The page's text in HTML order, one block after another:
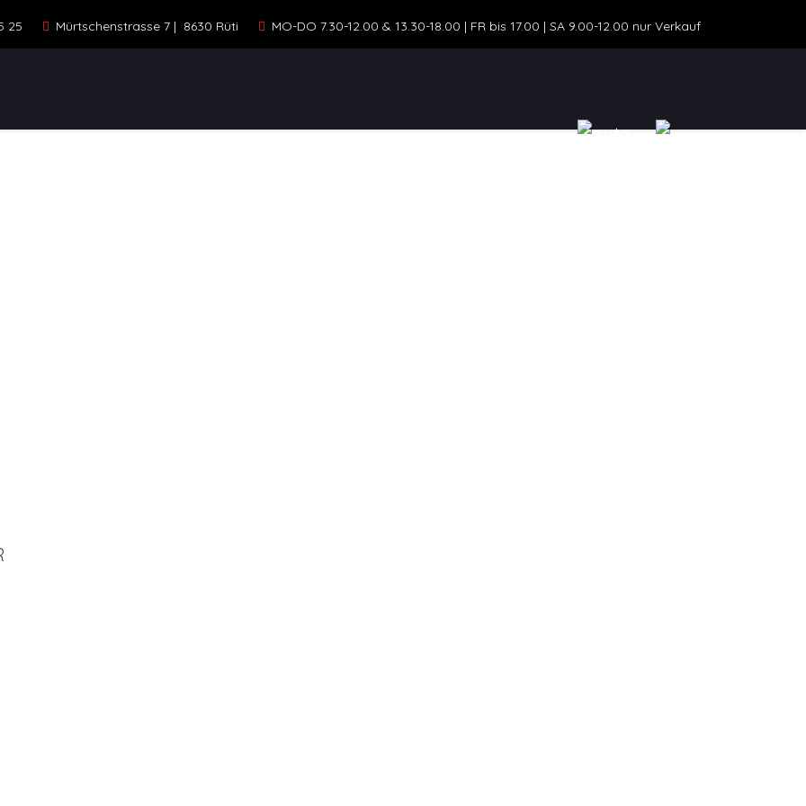
25 Mürtschenstrasse 7 | 8630 Rüti MO-DO 7.30-12.00 & 13.30-18.00 | FR bis 17.00 | SA 9.00-12.00 nur Verkauf